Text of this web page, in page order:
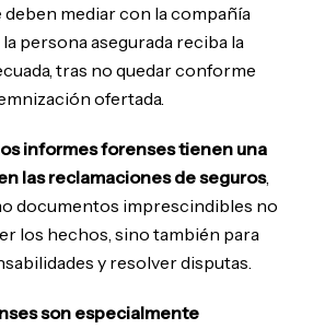
deben mediar con la compañía
persona asegurada reciba la
tras no quedar conforme
ofertada.
informes forenses tienen una
las reclamaciones de seguros,
documentos imprescindibles no
los hechos, sino también para
y resolver disputas.
son especialmente